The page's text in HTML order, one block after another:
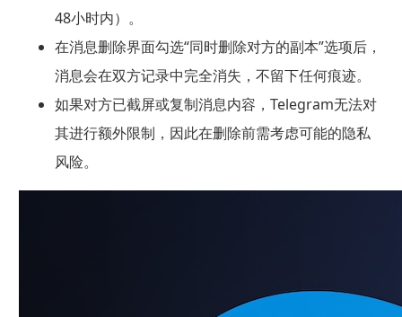
48小时内）。
在消息删除界面勾选“同时删除对方的副本”选项后，
消息会在双方记录中完全消失，不留下任何痕迹。
如果对方已截屏或复制消息内容，Telegram无法对
其进行额外限制，因此在删除前需考虑可能的隐私
风险。